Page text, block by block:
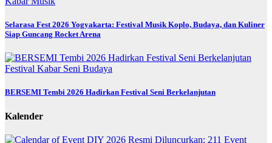
Selarasa Fest 2026 Yogyakarta: Festival Musik Koplo, Budaya, dan Kuliner
Siap Guncang Rocket Arena
Festival Kabar Seni Budaya
BERSEMI Tembi 2026 Hadirkan Festival Seni Berkelanjutan
Kalender